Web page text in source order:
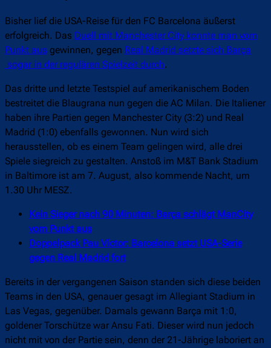
Bisher lief die USA-Reise für den FC Barcelona äußerst
erfolgreich. Das Duell mit Manchester City konnte man vom
Punkt aus gewinnen, gegen Real Madrid setzte sich Barça
sogar in der regulären Spielzeit durch.
Das dritte und letzte Testspiel auf amerikanischem Boden
bestreitet die Blaugrana nun gegen die AC Milan. Die Italiener
haben ihre Partien gegen Manchester City (3:2) und Real
Madrid (1:0) ebenfalls gewonnen. Nun wird sich
herausstellen, ob es einem Team gelingen wird, alle drei
Spiele siegreich zu gestalten. Anstoß im M&T Bank Stadium
in Baltimore ist am 7. August, also kommende Nacht, um
1.30 Uhr MESZ.
Kein Sieger nach 90 Minuten: Barça schlägt ManCity
vom Punkt aus
Doppelpack Pau Víctor: Barcelona setzt USA-Serie
gegen Real Madrid fort
Bereits in der vergangenen Saison standen sich diese beiden
Teams in den USA, genauer gesagt im Allegiant Stadium in
Las Vegas, gegenüber. Damals gewann Barça mit 1:0,
goldener Torschütze war Ansu Fati. Dieser wird nun jedoch
nicht mit von der Partie sein, denn der 21-Jährige laboriert an